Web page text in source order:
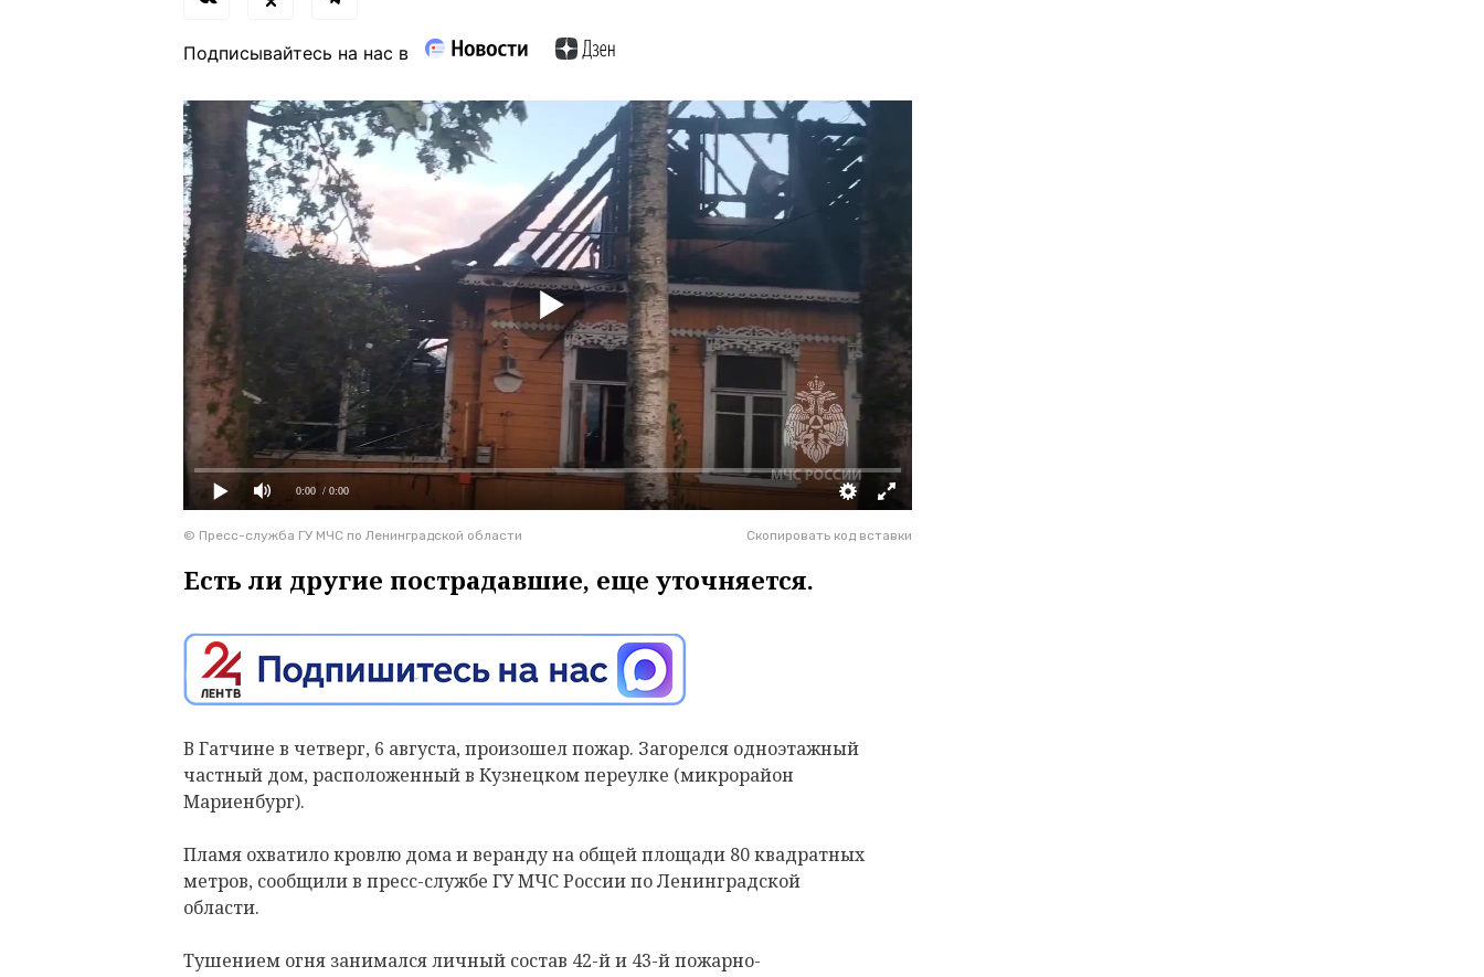
Подписывайтесь на нас в
0:00 / 0:00
Скопировать код вставки
© Пресс-служба ГУ МЧС по Ленинградской области
Есть ли другие пострадавшие, еще уточняется.
В Гатчине в четверг, 6 августа, произошел пожар. Загорелся одноэтажный
частный дом, расположенный в Кузнецком переулке (микрорайон
Мариенбург).
Пламя охватило кровлю дома и веранду на общей площади 80 квадратных
метров, сообщили в пресс-службе ГУ МЧС России по Ленинградской
области.
Тушением огня занимался личный состав 42-й и 43-й пожарно-